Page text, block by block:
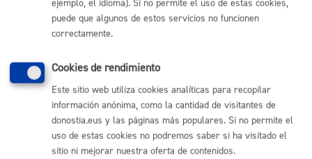
Sebastián
010(gratuito desde Donostia / San Sebastián)
(+34) 943 481 000
Buzón de la ciudadanía
Informar de un error en la web
ejemplo, el idioma). Si no permite el uso de estas cookies,
puede que algunos de estos servicios no funcionen
correctamente.
Cookies de rendimiento
Este sitio web utiliza cookies analíticas para recopilar
información anónima, como la cantidad de visitantes de
donostia.eus y las páginas más populares. Si no permite el
uso de estas cookies no podremos saber si ha visitado el
sitio ni mejorar nuestra oferta de contenidos.